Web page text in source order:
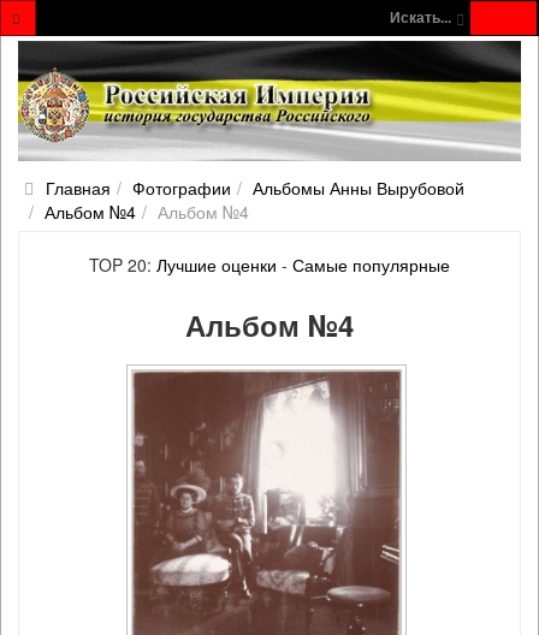
Искать...
Главная Фотографии
Альбомы Анны Вырубовой
Альбом №4
Альбом №4
TOP 20: Лучшие оценки - Самые популярные
Альбом №4